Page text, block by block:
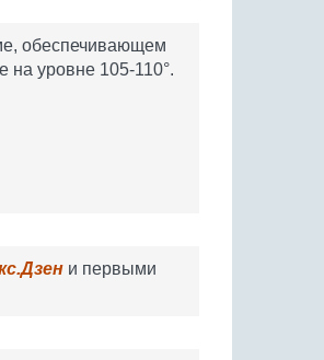
обеспечивающем
на уровне 105-110°.
и первыми